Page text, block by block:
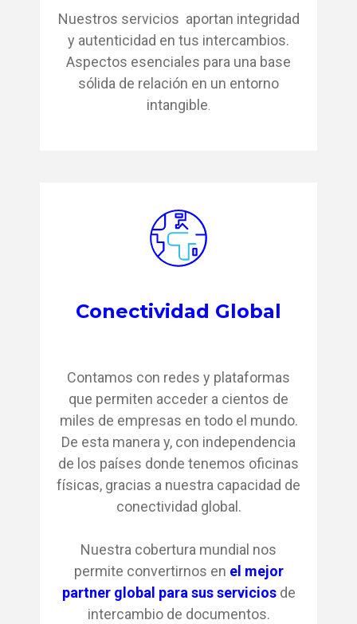
Nuestros servicios aportan integridad
y autenticidad en tus intercambios.
Aspectos esenciales para una base
sólida de relación en un entorno
intangible.
Conectividad Global
Contamos con redes y plataformas
que permiten acceder a cientos de
miles de empresas en todo el mundo.
De esta manera y, con independencia
de los países donde tenemos oficinas
físicas, gracias a nuestra capacidad de
conectividad global.
Nuestra cobertura mundial nos
permite convertirnos en el mejor
partner global para sus serviciosde
intercambio de documentos.